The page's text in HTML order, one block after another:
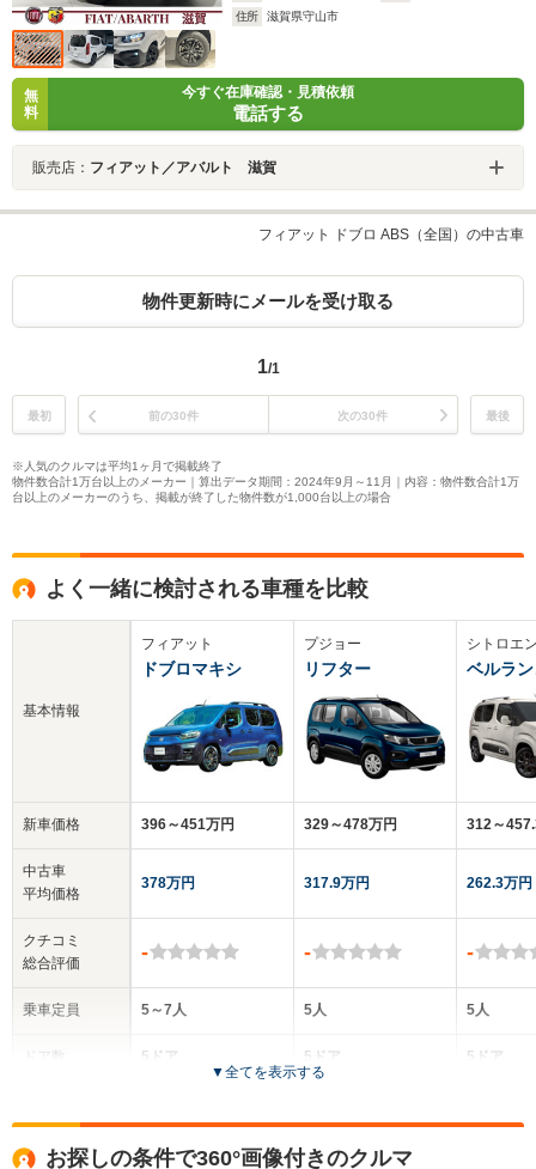
住所 滋賀県守山市
無
料
今すぐ在庫確認・見積依頼
電話する
販売店： フィアット／アバルト 滋賀
フィアット ドブロ ABS（全国）の中古車
物件更新時にメールを受け取る
1/1
最初 前の30件 次の30件 最後
※人気のクルマは平均1ヶ月で掲載終了
物件数合計1万台以上のメーカー｜算出データ期間：2024年9月～11月｜内容：物件数合計1万
台以上のメーカーのうち、掲載が終了した物件数が1,000台以上の場合
よく一緒に検討される車種を比較
基本情報
新車価格
中古車
平均価格
クチコミ
総合評価
乗車定員
ドア数
フィアット
ドブロマキシ
396～451万円
378万円
-
5～7人
5ドア
全高
プジョー
リフター
329～478万円
317.9万円
-
5人
5ドア
全高
シトロエ
ベルラ
312～
262.3万円
-
5人
5ドア
全高
▼全てを表示する
お探しの条件で360°画像付きのクルマ